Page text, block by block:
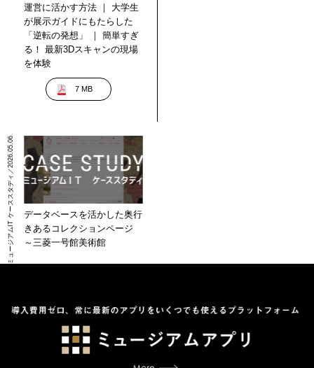
運営に活かす方法 ｜ 大学生
が展示ガイドにもたらした
「逆転の発想」 ｜ 簡単すぎ
る！ 最新3Dスキャンの現場
を体験
7 MB
ミュージアムIT ケーススタディ／2026.05.06
データベースを活かした奥行
きあるコレクションページ
～三菱一号館美術館